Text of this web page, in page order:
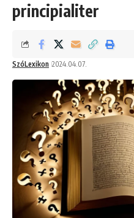
principialiter
SzóLexikon 2024.04.07.